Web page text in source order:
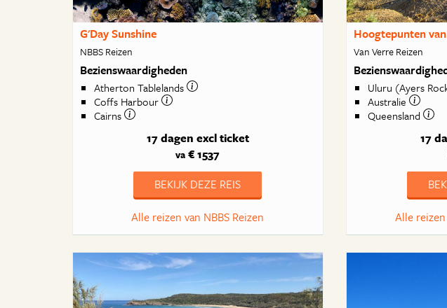
G'Day Sunshine
NBBS Reizen
Bezienswaardigheden
Atherton Tablelands
Coffs Harbour
Cairns
17 dagen excl ticket
va € 1537
BEKIJK DEZE REIS
Alle reizen van NBBS Reizen
Hoogtepunten
Van Verre Reizen
Uluru (Ayers
Australie
Queensland
17
Alle